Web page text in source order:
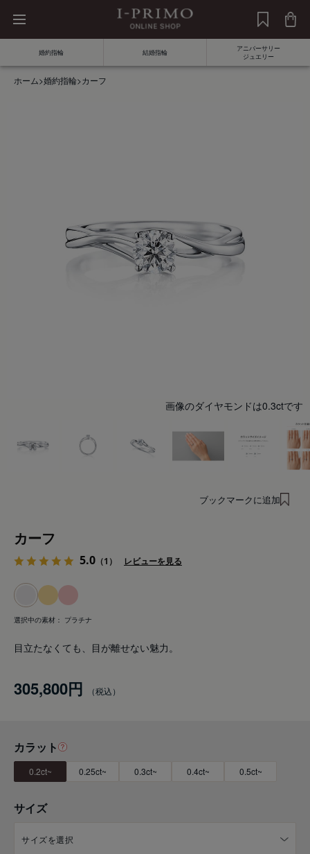
婚約指輪 結婚指輪
アニバーサリー
ジュエリー
ホーム>婚約指輪>カーフ
画像のダイヤモンドは0.3ctです
ブックマークに追加
カーフ
5.0 （1） レビューを見る
選択中の素材： プラチナ
目立たなくても、目が離せない魅力。
305,800円
カラット
0.2ct~ 0.25ct~ 0.3ct~ 0.4ct~ 0.5ct~
サイズ